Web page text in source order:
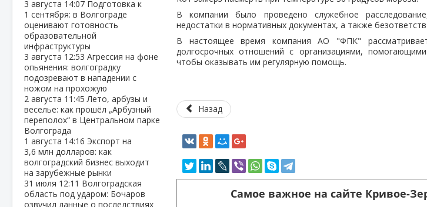
3 августа 14:07 Подготовка к
1 сентября: в Волгограде
оценивают готовность
образовательной
инфраструктуры
3 августа 12:53 Агрессия на фоне
опьянения: волгоградку
подозревают в нападении с
ножом на прохожую
2 августа 11:45Лето, арбузы и
веселье: как прошёл „Арбузный
переполох“ в Центральном парке
Волгограда
1 августа 14:16 Экспорт на
3,6 млн долларов: как
волгоградский бизнес выходит
на зарубежные рынки
31 июля 12:11 Волгоградская
область под ударом: Бочаров
озвучил данные о последствиях
В компании было проведено служебное
недостатки в нормативных документах, а также
В настоящее время компания АО "ФПК"
долгосрочных отношений с организациями,
чтобы оказывать им регулярную помощь.
Назад
Самое важное на сайте Кривое-